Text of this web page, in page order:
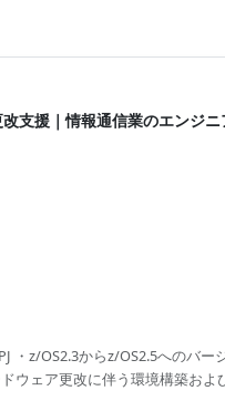
支援｜情報通信業のエンジ
・z/OS2.3からz/OS2.5へのバー
ウェア更改に伴う環境構築およ